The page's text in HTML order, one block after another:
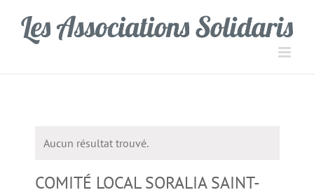
contenu
Notice
Aucun résultat trouvé.
COMITÉ LOCAL SORALIA SAINT-